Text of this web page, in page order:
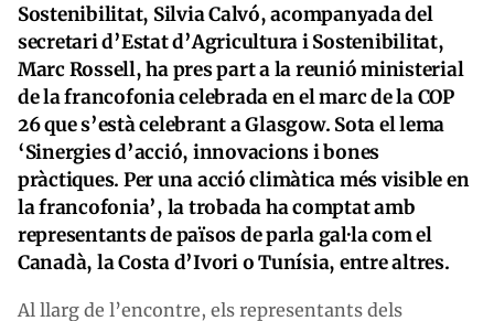
Sostenibilitat, Silvia Calvó, acompanyada del
secretari d’Estat d’Agricultura i Sostenibilitat,
Marc Rossell, ha pres part a la reunió ministerial
de la francofonia celebrada en el marc de la COP
26 que s’està celebrant a Glasgow. Sota el lema
‘Sinergies d’acció, innovacions i bones
pràctiques. Per una acció climàtica més visible en
la francofonia’, la trobada ha comptat amb
representants de països de parla gal·la com el
Canadà, la Costa d’Ivori o Tunísia, entre altres.
Al llarg de l’encontre, els representants dels